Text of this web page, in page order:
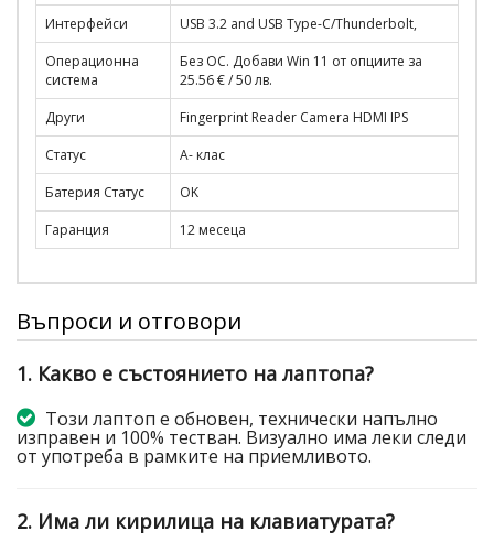
Интерфейси
USB 3.2 and USB Type-C/Thunderbolt,
Операционна
система
Без ОС. Добави Win 11 от опциите за
25.56 € / 50 лв.
Други
Fingerprint Reader Camera HDMI IPS
Статус
A- клас
Батерия Статус
OK
Гаранция
12 месеца
Въпроси и отговори
1. Какво е състоянието на лаптопа?
Този лаптоп е обновен, технически напълно
изправен и 100% тестван. Визуално има леки следи
от употреба в рамките на приемливото.
2. Има ли кирилица на клавиатурата?